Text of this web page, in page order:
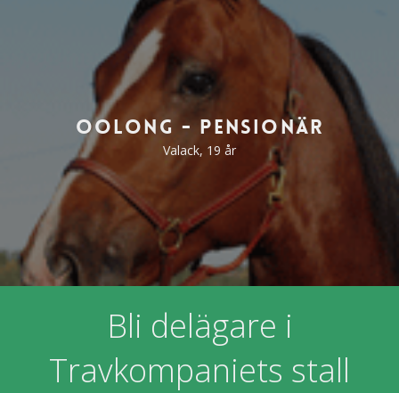
Oolong - pensionär
Valack, 19 år
Bli delägare i
Travkompaniets stall